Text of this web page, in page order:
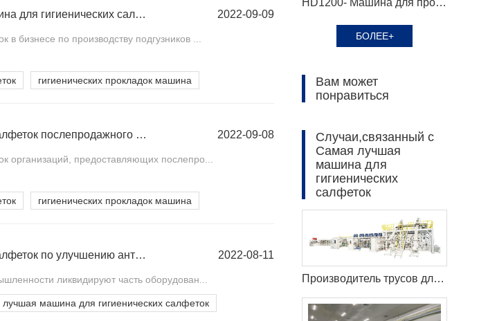
Введение в управление Самая лучшая машина для гигиенических салфеток 2022-09-09
бизнесе по производству подгузников ...
гигиенических прокладок машина
Самая лучшая машина для гигиенических салфеток послепродажного обслуживания стандартная система разведки 2022-09-08
организаций, предоставляющих послепро...
гигиенических прокладок машина
Самая лучшая машина для гигиенических салфеток по улучшению антикоррозийных характеристик 2022-08-11
ликвидируют часть оборудован...
машина для гигиенических салфеток
БОЛЕЕ+
Вам может
понравиться
Случаи,связанный с
Самая лучшая
машина для
гигиенических
салфеток
Производитель трусов для взрослых Haina помогает российскому заказчику эффективно производить